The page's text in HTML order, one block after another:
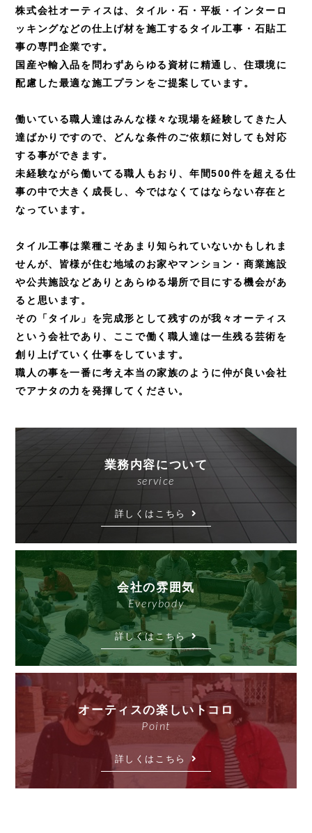
株式会社オーティスは、タイル・石・平板・インターロ
ッキングなどの仕上げ材を施工するタイル工事・石貼工
事の専門企業です。
国産や輸入品を問わずあらゆる資材に精通し、住環境に
配慮した最適な施工プランをご提案しています。
働いている職人達はみんな様々な現場を経験してきた人
達ばかりですので、
どんな条件のご依頼に対しても対応
する事ができます。
未経験ながら働いてる職人もおり、年間500件を超える仕
事の中で大きく成長し、今ではなくてはならない存在と
なっています。
タイル工事は業種こそあまり知られていないかもしれま
せんが、皆様が住む地域のお家やマンション・商業施設
や公共施設などありとあらゆる場所で目にする機会があ
ると思います。
その「タイル」を完成形として残すのが我々オーティス
という会社であり、 ここで働く職人達は一生残る芸術を
創り上げていく仕事をしています。
職人の事を一番に考え本当の家族のように仲が良い会社
でアナタの力を発揮してください。
業務内容について
service
詳しくはこちら
会社の雰囲気
Everybody
詳しくはこちら
オーティスの楽しいトコロ
Point
詳しくはこちら